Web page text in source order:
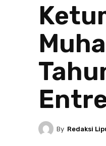
By Redaksi